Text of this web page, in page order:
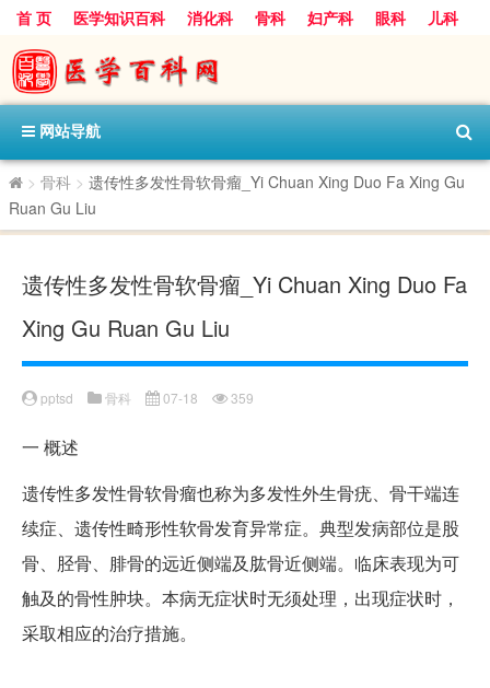
首 页 医学知识百科 消化科 骨科 妇产科 眼科
儿科
心血管病科
呼吸科 神经科
内分泌科
口腔科
网站导航
> 骨科 > 遗传性多发性骨软骨瘤_Yi Chuan Xing Duo Fa Xing Gu
Ruan Gu Liu
遗传性多发性骨软骨瘤_Yi Chuan Xing Duo Fa
Xing Gu Ruan Gu Liu
pptsd 骨科 07-18 359
一 概述
遗传性多发性骨软骨瘤也称为多发性外生骨疣、骨干端连
续症、遗传性畸形性软骨发育异常症。典型发病部位是股
骨、胫骨、腓骨的远近侧端及肱骨近侧端。临床表现为可
触及的骨性肿块。本病无症状时无须处理，出现症状时，
采取相应的治疗措施。